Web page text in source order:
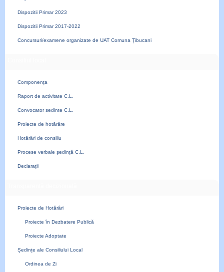
Dispozitii Primar 2023
Dispozitii Primar 2017-2022
Concursuri/examene organizate de UAT Comuna Țibucani
Componența
Raport de activitate C.L.
Convocator sedinte C.L.
Proiecte de hotărâre
Hotărâri de consiliu
Procese verbale ședință C.L.
Declarații
Proiecte de Hotărâri
Proiecte în Dezbatere Publică
Proiecte Adoptate
Ședințe ale Consiliului Local
Ordinea de Zi